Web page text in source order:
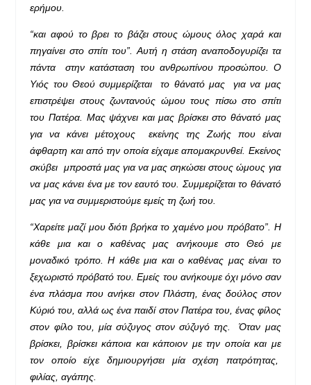
ερήμου.
“και αφού το βρει το βάζει στους ώμους όλος χαρά και
πηγαίνει στο σπίτι του”. Αυτή η στάση αναποδογυρίζει τα
πάντα στην κατάσταση του ανθρωπίνου προσώπου. Ο
Υιός του Θεού συμμερίζεται το θάνατό μας για να μας
επιστρέψει στους ζωντανούς ώμου τους πίσω στο σπίτι
του Πατέρα. Μας ψάχνει και μας βρίσκει στο θάνατό μας
για να κάνει μέτοχους εκείνης της Ζωής που είναι
άφθαρτη και από την οποία είχαμε απομακρυνθεί. Εκείνος
σκύβει μπροστά μας για να μας σηκώσει στους ώμους για
να μας κάνει ένα με τον εαυτό του. Συμμερίζεται το θάνατό
μας για να συμμεριστούμε εμείς τη ζωή του.
“Χαρείτε μαζί μου διότι βρήκα το χαμένο μου πρόβατο”. Η
κάθε μια και ο καθένας μας ανήκουμε στο Θεό με
μοναδικό τρόπο. Η κάθε μια και ο καθένας μας είναι το
ξεχωριστό πρόβατό του. Εμείς του ανήκουμε όχι μόνο σαν
ένα πλάσμα που ανήκει στον Πλάστη, ένας δούλος στον
Κύριό του, αλλά ως ένα παιδί στον Πατέρα του, ένας φίλος
στον φίλο του, μία σύζυγος στον σύζυγό της. Όταν μας
βρίσκει, βρίσκει κάποια και κάποιον με την οποία και με
τον οποίο είχε δημιουργήσει μία σχέση πατρότητας,
φιλίας, αγάπης.